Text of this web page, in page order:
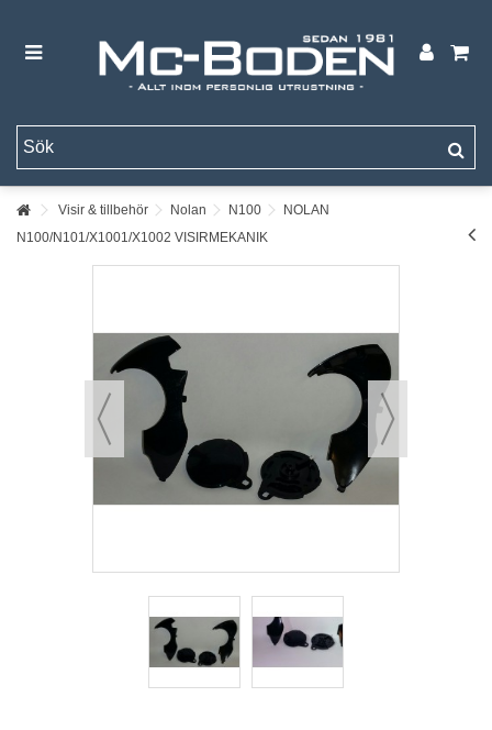
Visir & tillbehör Nolan N100
NOLAN
N100/N101/X1001/X1002 VISIRMEKANIK